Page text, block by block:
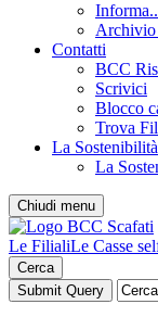
Archivio
Contatti
BCC
Scrivici
Blocco
Trova
La Sostenibilità
La
Chiudi menu
Le FilialiLe Casse
Cerca